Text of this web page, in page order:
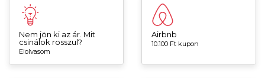
Nem jön ki az ár. Mit
csinálok rosszul?
Elolvasom
Airbnb
10.100 Ft kupon